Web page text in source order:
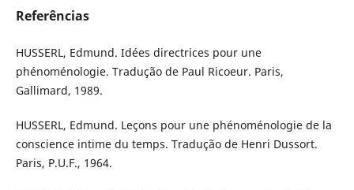
Referências
HUSSERL, Edmund. Idées directrices pour une
phénoménologie. Tradução de Paul Ricoeur. Paris,
Gallimard, 1989.
HUSSERL, Edmund. Leçons pour une phénoménologie de la
conscience intime du temps. Tradução de Henri Dussort.
Paris, P.U.F., 1964.